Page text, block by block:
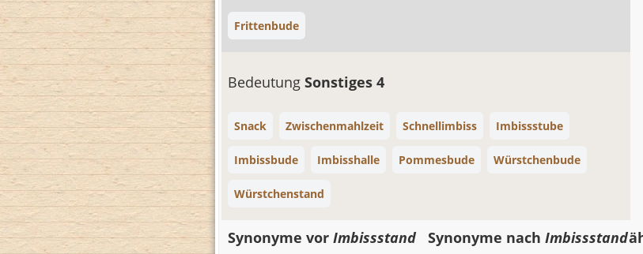
Frittenbude
Bedeutung Sonstiges 4
Snack Zwischenmahlzeit Schnellimbiss Imbissstube
Imbissbude Imbisshalle Pommesbude Würstchenbude
Würstchenstand
Synonyme vor Imbissstand Synonyme nachImbissstand